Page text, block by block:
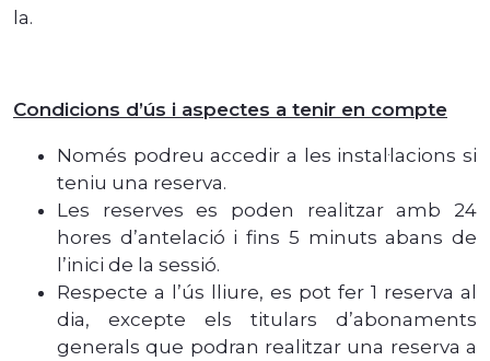
la.
Condicions d’ús i aspectes a tenir en compte
Només podreu accedir a les instal·lacions si
teniu una reserva.
Les reserves es poden realitzar amb 24
hores d’antelació i fins 5 minuts abans de
l’inici de la sessió.
Respecte a l’ús lliure, es pot fer 1 reserva al
dia, excepte els titulars d’abonaments
generals que podran realitzar una reserva a